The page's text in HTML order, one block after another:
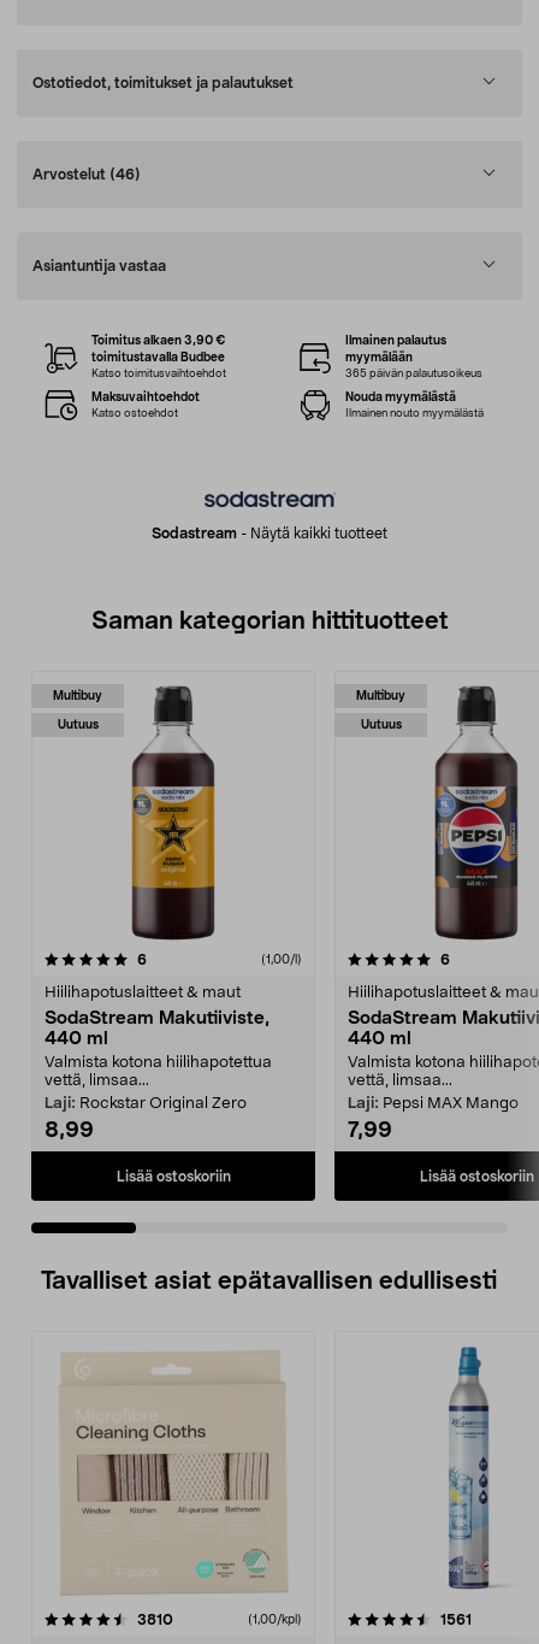
Ostotiedot, toimitukset ja palautukset
Arvostelut (46)
Asiantuntija vastaa
Sodastream - Näytä kaikki tuotteet
Toimitus alkaen 3,90 €
toimitustavalla Budbee
Katso toimitusvaihtoehdot
Ilmainen palautus
myymälään
365 päivän palautusoikeus
Maksuvaihtoehdot
Katso ostoehdot
Nouda myymälästä
Ilmainen nouto myymälästä
Saman kategorian hittituotteet
Multibuy
Uutuus
6arvostelut (1,00/l)
Hiilihapotuslaitteet & maut
SodaStream Makutiiviste,
440 ml
Valmista kotona hiilihapotettua
vettä, limsaa...
Laji: Rockstar Original Zero
8,99
Lisää ostoskoriin
Multibuy
Uutuus
5.0 viidestä
6arvostelut
Hiilihapotuslaitteet &
SodaStream
440 ml
Valmista kotona
vettä, limsaa...
Laji: Pepsi MAX Mango
7,99
Lisää ostoskoriin
4.5 viidestä
Tavalliset asiat epätavallisen edullisesti
3810arvostelut (1,00/kpl)
4.5viidestä
1561
4.5viidestä